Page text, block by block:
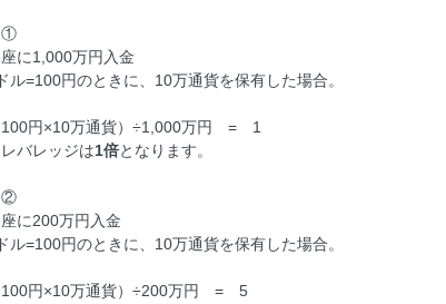
①
に1,000万円入金
ル=100円のときに、10万通貨を保有した場合。
100円×10万通貨）÷1,000万円 = 1
バレッジは1倍となります。
②
に200万円入金
ル=100円のときに、10万通貨を保有した場合。
100円×10万通貨）÷200万円 = 5